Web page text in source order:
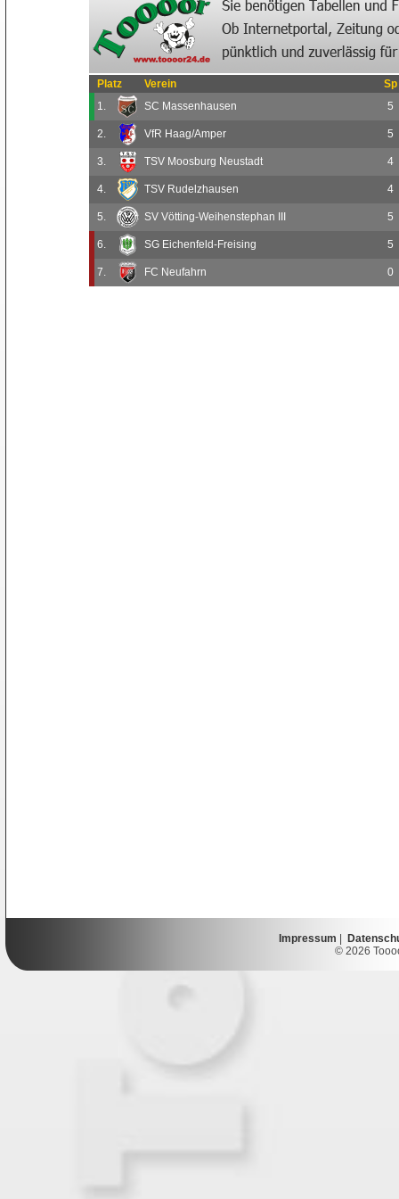
Platz Verein
Sp
1.
SC Massenhausen 5
2. VfR Haag/Amper 5
3. TSV Moosburg Neustadt 4
4. TSV Rudelzhausen 4
5. SV Vötting-Weihenstephan III 5
6. SG Eichenfeld-Freising 5
7. FC Neufahrn 0
Impressum
© 2026